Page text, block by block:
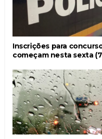
Inscrições para
começam nesta sexta